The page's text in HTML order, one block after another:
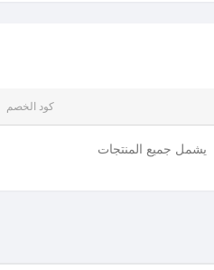
كود الخصم
يشمل جميع المنتجات